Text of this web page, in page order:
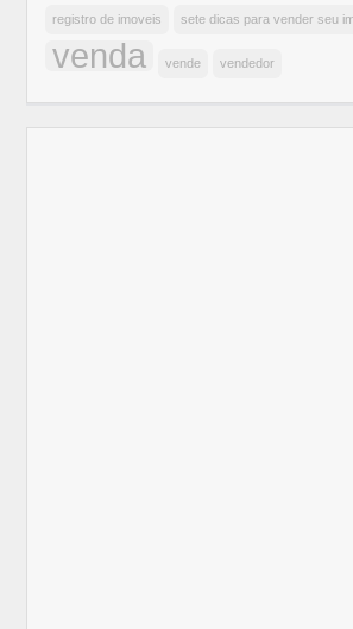
registro de imoveis sete dicas para vender seu
venda vende vendedor